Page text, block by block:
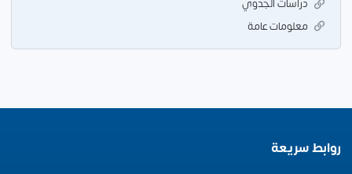
دراسات الجدوي
معلومات عامة
روابط سريعة